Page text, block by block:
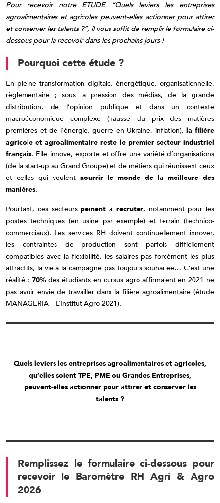
Pour recevoir notre ETUDE “Quels leviers les entreprises
agroalimentaires et agricoles peuvent-elles actionner pour attirer
et conserver les talents ?”, il vous suffit de remplir le formulaire ci-
dessous pour la recevoir dans les prochains jours !
Pourquoi cette étude ?
En pleine transformation digitale, énergétique, organisationnelle,
règlementaire ; sous la pression des médias, de la grande
distribution, de l’opinion publique et dans un contexte
macroéconomique complexe (hausse du prix des matières
premières et de l’énergie, guerre en Ukraine, inflation),la filière
agricole et agroalimentaire reste le premier secteur industriel
français. Elle innove, exporte et offre une variété d’organisations
(de la start-up au Grand Groupe) et de métiers qui réunissent ceux
et celles qui veulent nourrir le monde de la meilleure des
manières.
Pourtant, ces secteurs peinent à recruter, notamment pour les
postes techniques (en usine par exemple) et terrain (technico-
commerciaux). Les services RH doivent continuellement innover,
les contraintes de production sont parfois difficilement
compatibles avec la flexibilité, les salaires pas forcément les plus
attractifs, la vie à la campagne pas toujours souhaitée… C’est une
réalité : 70%des étudiants en cursus agro affirmaient en 2021 ne
pas avoir envie de travailler dans la filière agroalimentaire (étude
MANAGERIA – L’Institut Agro 2021).
Quels leviers les entreprises agroalimentaires et agricoles,
qu’elles soient TPE, PME ou Grandes Entreprises,
peuvent-elles actionner pour attirer et conserver les
talents ?
Remplissez le formulaire ci-dessous pour
recevoir le Baromètre RH Agri & Agro
2026